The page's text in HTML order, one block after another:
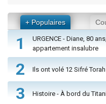
+ Populaires
1
URGENCE - Diane, 80
appartement insalubre
2 Ils ont volé 12 Sifré
3 Histoire - À bord du